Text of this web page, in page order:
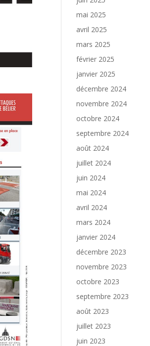
mai 2025
avril 2025
mars 2025
février 2025
janvier 2025
décembre 2024
novembre 2024
octobre 2024
septembre 2024
août 2024
juillet 2024
juin 2024
mai 2024
avril 2024
mars 2024
janvier 2024
décembre 2023
novembre 2023
octobre 2023
septembre 2023
août 2023
juillet 2023
juin 2023